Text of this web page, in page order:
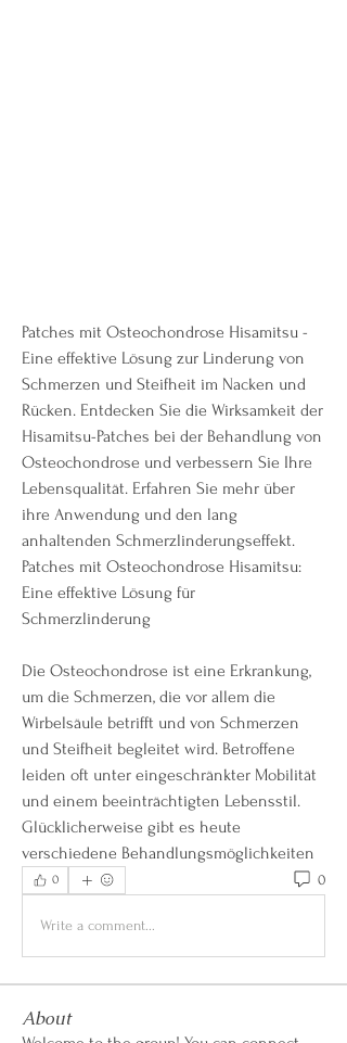
Patches mit Osteochondrose Hisamitsu -
Eine effektive Lösung zur Linderung von
Schmerzen und Steifheit im Nacken und
Rücken. Entdecken Sie die Wirksamkeit der
Hisamitsu-Patches bei der Behandlung von
Osteochondrose und verbessern Sie Ihre
Lebensqualität. Erfahren Sie mehr über
ihre Anwendung und den lang
anhaltenden Schmerzlinderungseffekt.
Patches mit Osteochondrose Hisamitsu:
Eine effektive Lösung für
Schmerzlinderung
Die Osteochondrose ist eine Erkrankung,
um die Schmerzen, die vor allem die
Wirbelsäule betrifft und von Schmerzen
und Steifheit begleitet wird. Betroffene
leiden oft unter eingeschränkter Mobilität
und einem beeinträchtigten Lebensstil.
Glücklicherweise gibt es heute
verschiedene Behandlungsmöglichkeiten
0 0
Write a comment...
About